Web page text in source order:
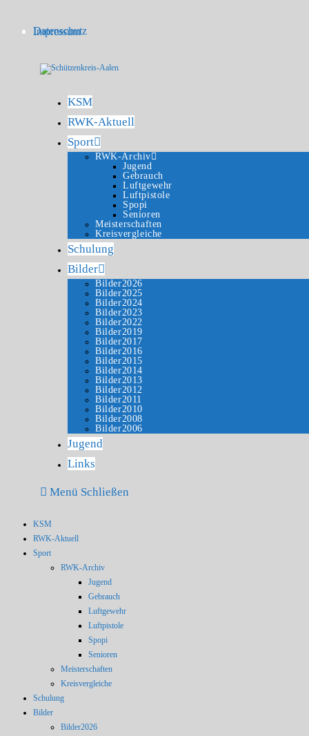
Datenschutz
Impressum
KSM
RWK-Aktuell
Sport
RWK-Archiv
Jugend
Gebrauch
Luftgewehr
Luftpistole
Spopi
Senioren
Meisterschaften
Kreisvergleiche
Schulung
Bilder
Bilder2026
Bilder2025
Bilder2024
Bilder2023
Bilder2022
Bilder2019
Bilder2017
Bilder2016
Bilder2015
Bilder2014
Bilder2013
Bilder2012
Bilder2011
Bilder2010
Bilder2008
Bilder2006
Jugend
Links
Menü Schließen
KSM
RWK-Aktuell
Sport
RWK-Archiv
Jugend
Gebrauch
Luftgewehr
Luftpistole
Spopi
Senioren
Meisterschaften
Kreisvergleiche
Schulung
Bilder
Bilder2026